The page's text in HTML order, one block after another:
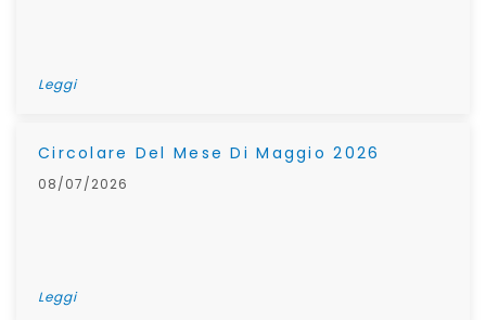
Leggi
Circolare Del Mese Di Maggio 2026
08/07/2026
Leggi